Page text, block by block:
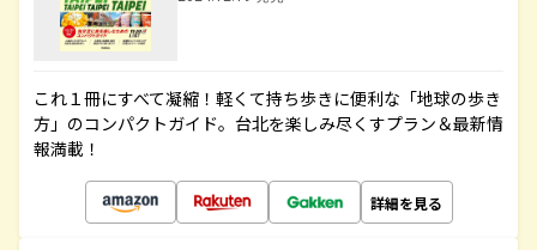
これ１冊にすべて凝縮！軽くて持ち歩きに便利な「地球の歩き
方」のコンパクトガイド。台北を楽しみ尽くすプラン＆最新情
報満載！
詳細を見る